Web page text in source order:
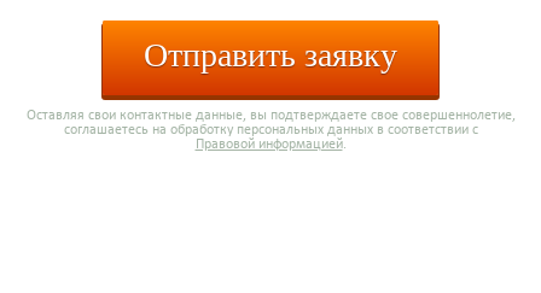
Отправить заявку
Оставляя свои контактные данные, вы подтверждаете свое совершеннолетие,
соглашаетесь на обработку персональных данных в соответствии с
Правовой информацией.